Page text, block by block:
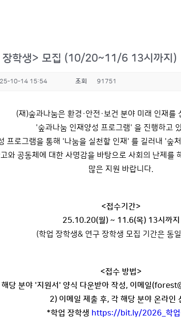
장학생> 모집 (10/20~11/6 13시까지)
10-14 15:54 조회 91751
(재)숲과나눔은 환경·안전·보건 분야 미래 인재를
'숲과나눔 인재양성 프로그램' 을 진행하고
프로그램을 통해 '나눔을 실천할 인재' 를 길러내 '숲
와 공동체에 대한 사명감을 바탕으로 사회의 난제를
많은 지원 바랍니다.
<접수기간>
25.10.20(월) ~ 11.6(목) 13시까지
(학업 장학생& 연구 장학생 모집 기간은 동
<접수 방법>
당 분야 '지원서' 양식 다운받아 작성, 이메일
2) 이메일 제출 후, 각 해당 분야 온라인
*학업 장학생 https://bit.ly/2026_학업